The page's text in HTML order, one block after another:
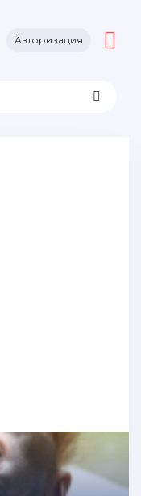
Авторизация